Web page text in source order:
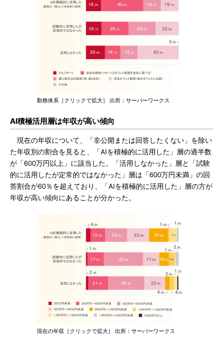
勤務体系［クリックで拡大］ 出所：サーバーワークス
AI積極活用層は年収が高い傾向
現在の年収について、「非公開または回答したくない」を除い
た年収別の割合を見ると、「AIを積極的に活用した」層の過半数
が「600万円以上」に該当した。「活用しなかった」層と「試験
的に活用したが定常的ではなかった」層は「600万円未満」の回
答割合が60％を超えており、「AIを積極的に活用した」層の方が
年収が高い傾向にあることが分かった。
現在の年収［クリックで拡大］ 出所：サーバーワークス